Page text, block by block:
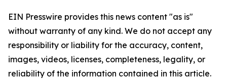
EIN Presswire provides this news content "as is"
without warranty of any kind. We do not accept any
responsibility or liability for the accuracy, content,
images, videos, licenses, completeness, legality, or
reliability of the information contained in this article.